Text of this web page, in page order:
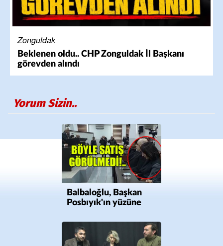
Zonguldak
Beklenen oldu.. CHP Zonguldak İl Başkanı
görevden alındı
Yorum Sizin..
Balbaloğlu, Başkan
Posbıyık'ın yüzüne